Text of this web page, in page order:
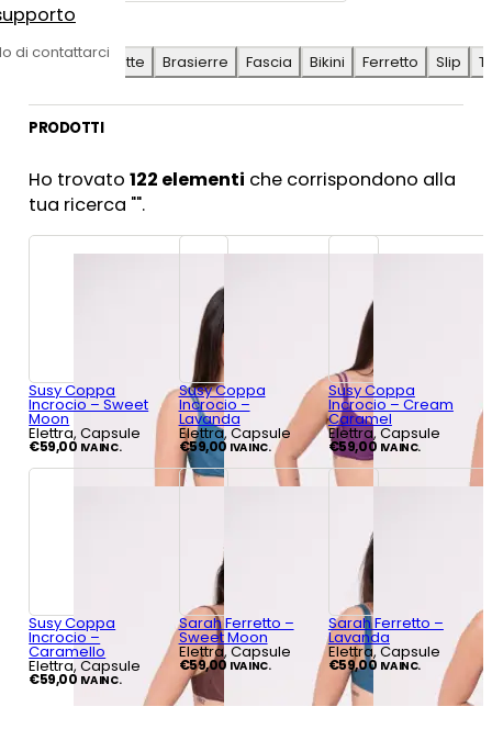
di contattarci
SUGGERITE
Antilope
Coulotte Brasierre Fascia Bikini Ferretto Slip
PRODOTTI
Ho trovato122 elementi che corrispondono alla
tua ricerca "".
Susy Coppa
Incrocio – Sweet
Moon
Elettra, Capsule
€59,00 IVA INC.
Susy Coppa
Incrocio –
Lavanda
Elettra, Capsule
€59,00 IVA INC.
Susy Coppa
Incrocio – Cream
Caramel
Elettra, Capsule
€59,00 IVA INC.
Susy Coppa
Incrocio –
Caramello
Elettra, Capsule
€59,00 IVA INC.
Sarah Ferretto –
Sweet Moon
Elettra, Capsule
€59,00 IVA INC.
Sarah Ferretto –
Lavanda
Elettra, Capsule
€59,00 IVA INC.